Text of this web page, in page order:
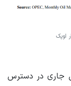
اوپک
جاری در دسترس